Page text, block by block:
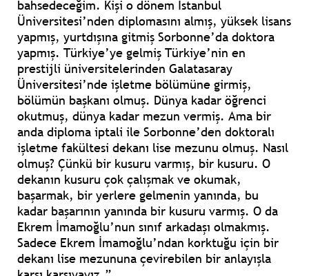
bahsedeceğim. Kişi o dönem İstanbul
Üniversitesi’nden diplomasını almış, yüksek lisans
yapmış, yurtdışına gitmiş Sorbonne’da doktora
yapmış. Türkiye’ye gelmiş Türkiye’nin en
prestijli üniversitelerinden Galatasaray
Üniversitesi’nde işletme bölümüne girmiş,
bölümün başkanı olmuş. Dünya kadar öğrenci
okutmuş, dünya kadar mezun vermiş. Ama bir
anda diploma iptali ile Sorbonne’den doktoralı
işletme fakültesi dekanı lise mezunu olmuş. Nasıl
olmuş? Çünkü bir kusuru varmış, bir kusuru. O
dekanın kusuru çok çalışmak ve okumak,
başarmak, bir yerlere gelmenin yanında, bu
kadar başarının yanında bir kusuru varmış. O da
Ekrem İmamoğlu’nun sınıf arkadaşı olmakmış.
Sadece Ekrem İmamoğlu’ndan korktuğu için bir
dekanı lise mezununa çevirebilen bir anlayışla